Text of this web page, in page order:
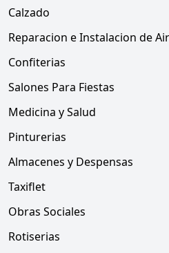
Calzado
Reparacion e Instalacion de
Confiterias
Salones Para Fiestas
Medicina y Salud
Pinturerias
Almacenes y Despensas
Taxiflet
Obras Sociales
Rotiserias